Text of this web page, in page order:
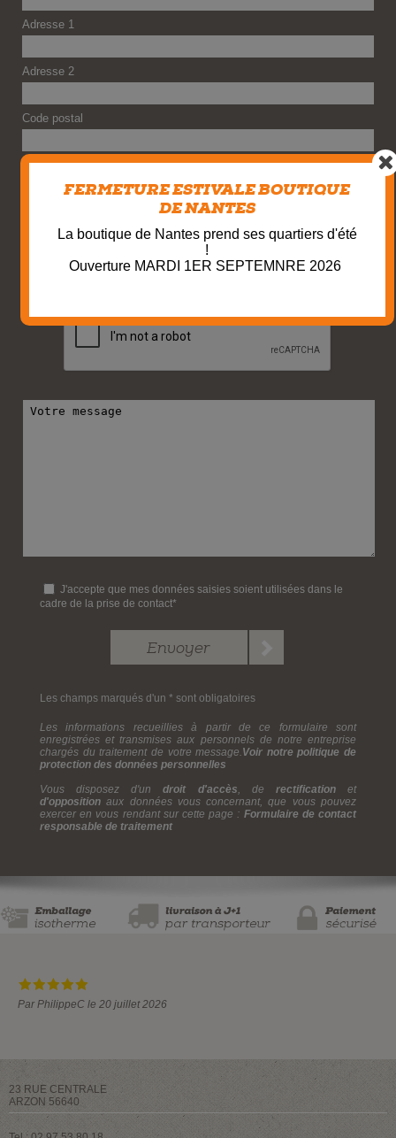
Adresse 1
Adresse 2
Code postal
Ville
Téléphone *
J'accepte que mes données saisies soient utilisées dans le
cadre de la prise de contact*
Les champs marqués d'un * sont obligatoires
Les informations recueillies à partir de ce formulaire sont
enregistrées et transmises aux personnels de notre entreprise
chargés du traitement de votre message.Voir notre politique de
protection des données personnelles
Vous disposez d'undroit d'accès, de rectificationet
d'oppositionaux données vous concernant, que vous pouvez
exercer en vous rendant sur cette page : Formulaire de contact
responsable de traitement
Par PhilippeC le 20 juillet 2026
23 RUE CENTRALE
ARZON 56640
FERMETURE ESTIVALE BOUTIQUE
DE NANTES
La boutique de Nantes prend ses quartiers d'été
!
Ouverture MARDI 1ER SEPTEMNRE 2026